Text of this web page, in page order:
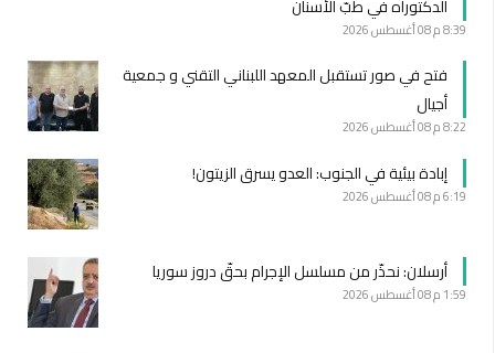
الدكتوراه في طبّ الأسنان
8:39 م 08 أغسطس 2026
فتح في صور تستقبل المعهد اللبناني التقني و جمعية
أجيال
8:22 م 08 أغسطس 2026
إبادة بيئية في الجنوب: العدو يسرق الزيتون!
6:19 م 08 أغسطس 2026
أرسلان: نحذّر من مسلسل الإجرام بحقّ دروز سوريا
1:59 م 08 أغسطس 2026